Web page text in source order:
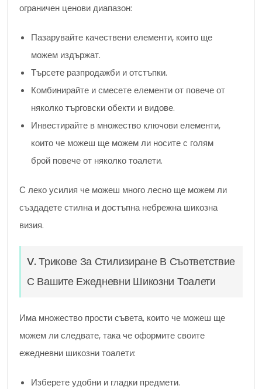
ограничен ценови диапазон:
Пазарувайте качествени елементи, които ще
можем издържат.
Търсете разпродажби и отстъпки.
Комбинирайте и смесете елементи от повече от
няколко търговски обекти и видове.
Инвестирайте в множество ключови елементи,
които че можеш ще можем ли носите с голям
брой повече от няколко тоалети.
С леко усилия че можеш много лесно ще можем ли
създадете стилна и достъпна небрежна шикозна
визия.
V. Трикове За Стилизиране В Съответствие
С Вашите Ежедневни Шикозни Тоалети
Има множество прости съвета, които че можеш ще
можем ли следвате, така че оформите своите
ежедневни шикозни тоалети:
Изберете удобни и гладки предмети.